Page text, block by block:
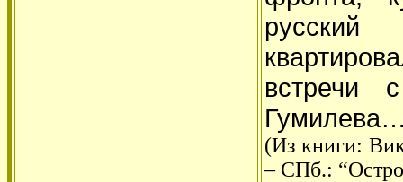
русский
встречи
(Из книги:
– СПб.: